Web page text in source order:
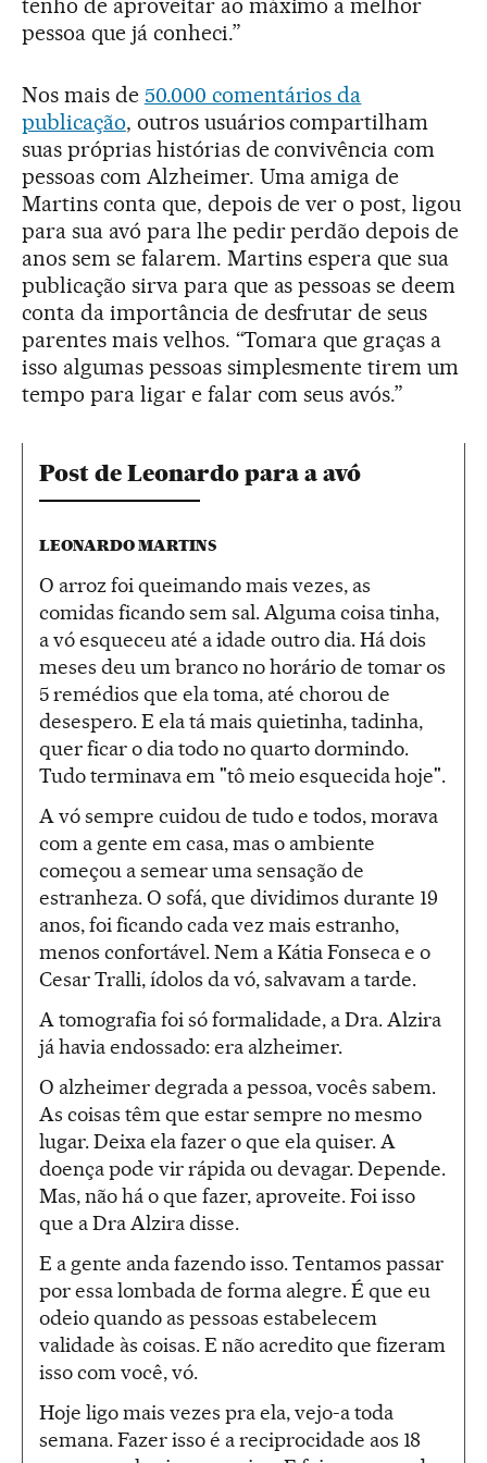
tenho de aproveitar ao máximo a melhor
pessoa que já conheci.”
Nos mais de 50.000 comentários da
publicação, outros usuários compartilham
suas próprias histórias de convivência com
pessoas com Alzheimer. Uma amiga de
Martins conta que, depois de ver o post, ligou
para sua avó para lhe pedir perdão depois de
anos sem se falarem. Martins espera que sua
publicação sirva para que as pessoas se deem
conta da importância de desfrutar de seus
parentes mais velhos. “Tomara que graças a
isso algumas pessoas simplesmente tirem um
tempo para ligar e falar com seus avós.”
Post de Leonardo para a avó
LEONARDO MARTINS
O arroz foi queimando mais vezes, as
comidas ficando sem sal. Alguma coisa tinha,
a vó esqueceu até a idade outro dia. Há dois
meses deu um branco no horário de tomar os
5 remédios que ela toma, até chorou de
desespero. E ela tá mais quietinha, tadinha,
quer ficar o dia todo no quarto dormindo.
Tudo terminava em "tô meio esquecida hoje".
A vó sempre cuidou de tudo e todos, morava
com a gente em casa, mas o ambiente
começou a semear uma sensação de
estranheza. O sofá, que dividimos durante 19
anos, foi ficando cada vez mais estranho,
menos confortável. Nem a Kátia Fonseca e o
Cesar Tralli, ídolos da vó, salvavam a tarde.
A tomografia foi só formalidade, a Dra. Alzira
já havia endossado: era alzheimer.
O alzheimer degrada a pessoa, vocês sabem.
As coisas têm que estar sempre no mesmo
lugar. Deixa ela fazer o que ela quiser. A
doença pode vir rápida ou devagar. Depende.
Mas, não há o que fazer, aproveite. Foi isso
que a Dra Alzira disse.
E a gente anda fazendo isso. Tentamos passar
por essa lombada de forma alegre. É que eu
odeio quando as pessoas estabelecem
validade às coisas. E não acredito que fizeram
isso com você, vó.
Hoje ligo mais vezes pra ela, vejo-a toda
semana. Fazer isso é a reciprocidade aos 18